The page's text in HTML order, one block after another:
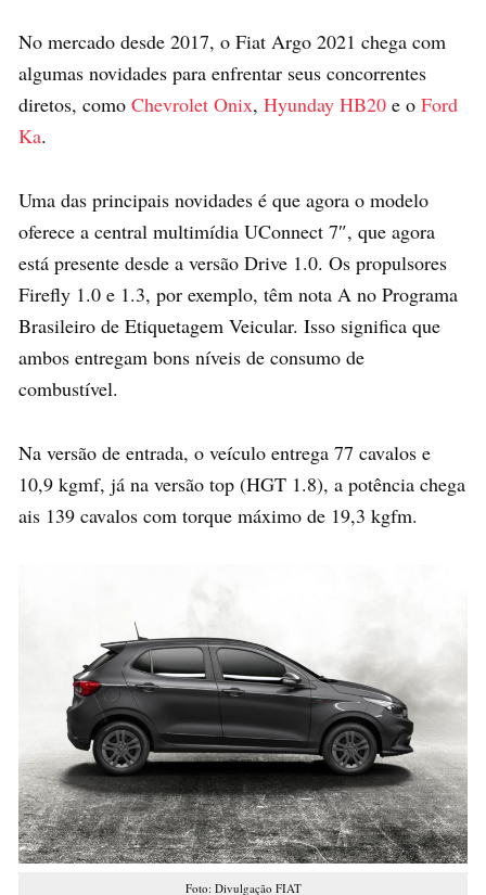
No mercado desde 2017, o Fiat Argo 2021 chega com
algumas novidades para enfrentar seus concorrentes
diretos, como Chevrolet Onix, Hyunday HB20 e o Ford
Ka.
Uma das principais novidades é que agora o modelo
oferece a central multimídia UConnect 7″, que agora
está presente desde a versão Drive 1.0. Os propulsores
Firefly 1.0 e 1.3, por exemplo, têm nota A no Programa
Brasileiro de Etiquetagem Veicular. Isso significa que
ambos entregam bons níveis de consumo de
combustível.
Na versão de entrada, o veículo entrega 77 cavalos e
10,9 kgmf, já na versão top (HGT 1.8), a potência chega
ais 139 cavalos com torque máximo de 19,3 kgfm.
Foto: Divulgação FIAT